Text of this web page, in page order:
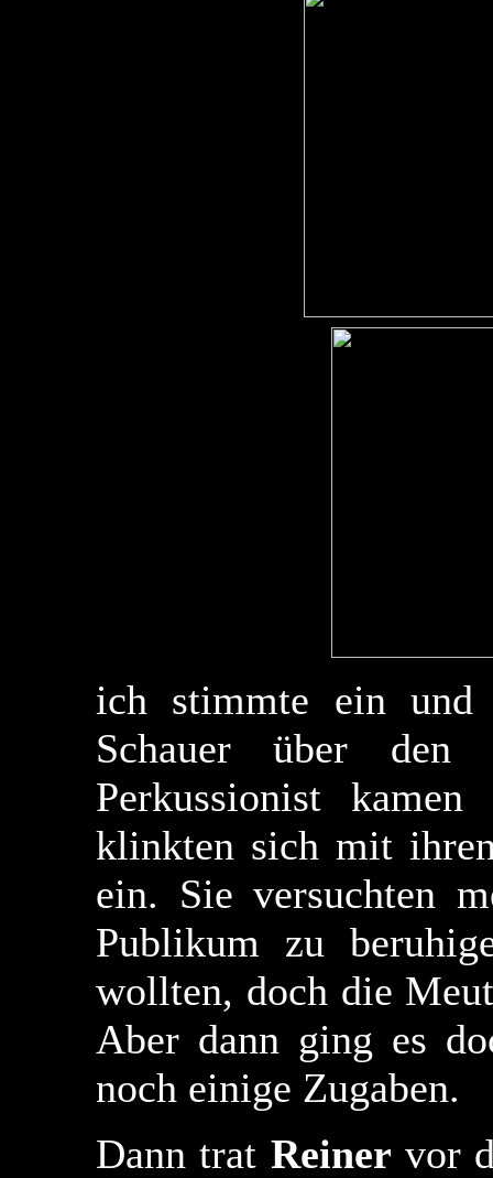
ich stimmte ein
Schauer über den
Perkussionist
klinkten sich mit
ein. Sie versuchten
Publikum zu
wollten, doch die
Aber dann ging es
noch einige Zugaben.
Dann trat Reiner vor